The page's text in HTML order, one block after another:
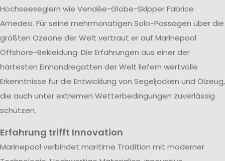
Hochseeseglern wie Vendée-Globe-Skipper Fabrice
Amedeo. Für seine mehrmonatigen Solo-Passagen über die
größten Ozeane der Welt vertraut er auf Marinepool
Offshore-Bekleidung. Die Erfahrungen aus einer der
härtesten Einhandregatten der Welt liefern wertvolle
Erkenntnisse für die Entwicklung von Segeljacken und Ölzeug,
die auch unter extremen Wetterbedingungen zuverlässig
schützen.
Erfahrung trifft Innovation
Marinepool verbindet maritime Tradition mit moderner